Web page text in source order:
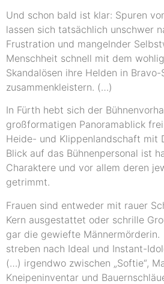
Und schon bald ist klar: Spuren
lassen sich tatsächlich unschwer
Frustration und mangelnder
Menschheit schnell mit dem
Skandalösen ihre Helden in
zusammenkleistern. (…)
In Fürth hebt sich der
großformatigen Panoramablick
Heide- und Klippenlandschaft mit
Blick auf das Bühnenpersonal ist
Charaktere und vor allem deren
getrimmt.
Frauen sind entweder mit rauer
Kern ausgestattet oder schrille
gar die gewiefte
streben nach Ideal und Instant-
(…) irgendwo zwischen „Softie“,
Kneipeninventar und